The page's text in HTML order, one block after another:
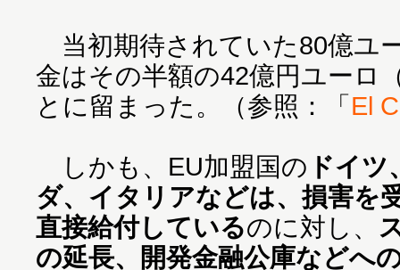
当初期待されていた80億ユ
金はその半額の42億円ユーロ
とに留まった。（参照：「El
しかも、EU加盟国の ドイ
ダ、イタリアなどは、損害を
直接給付しているのに対し、
の延長、開発金融公庫などへ